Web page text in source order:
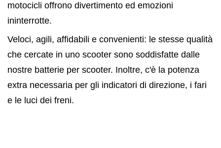
motocicli offrono divertimento ed emozioni
ininterrotte.
Veloci, agili, affidabili e convenienti: le stesse qualità
che cercate in uno scooter sono soddisfatte dalle
nostre batterie per scooter. Inoltre, c'è la potenza
extra necessaria per gli indicatori di direzione, i fari
e le luci dei freni.